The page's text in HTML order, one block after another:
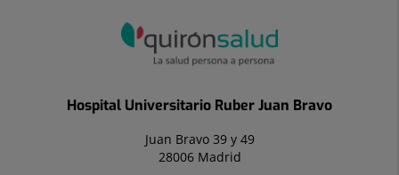
Hospital Universitario Ruber Juan Bravo
Juan Bravo 39 y 49
28006 Madrid